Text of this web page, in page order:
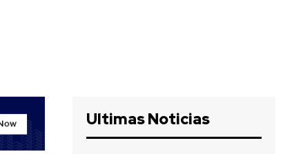
Ultimas Noticias